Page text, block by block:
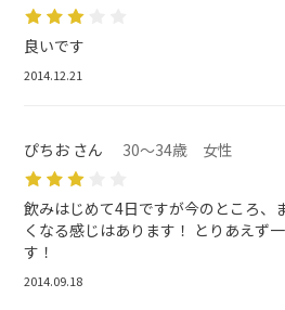
良いです
2014.12.21
ぴちお さん 30～34歳 女性
飲みはじめて4日ですが今のところ、
くなる感じはあります！ とりあえず
す！
2014.09.18